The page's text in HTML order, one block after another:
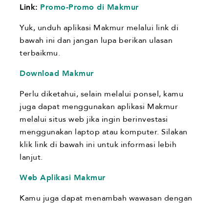
Link: Promo-Promo di Makmur
Yuk, unduh aplikasi Makmur melalui link di
bawah ini dan jangan lupa berikan ulasan
terbaikmu.
Download Makmur
Perlu diketahui, selain melalui ponsel, kamu
juga dapat menggunakan aplikasi Makmur
melalui situs web jika ingin berinvestasi
menggunakan laptop atau komputer. Silakan
klik link di bawah ini untuk informasi lebih
lanjut.
Web Aplikasi Makmur
Kamu juga dapat menambah wawasan dengan